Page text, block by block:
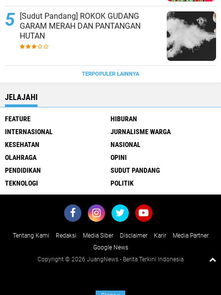
[Sudut Pandang] ROKOK GUDANG
GARAM MERAH DAN PANTANGAN
HUTAN
TERPOPULER LAINNYA
JELAJAHI
FEATURE
HIBURAN
INTERNASIONAL
JURNALISME WARGA
KESEHATAN
NASIONAL
OLAHRAGA
OPINI
PENDIDIKAN
SUDUT PANDANG
TEKNOLOGI
POLITIK
Tentang Kami Redaksi Media Siber Disclaimer Karir
Media Partner
Google News
Copyright © 2026 JuangNews - Berita Terkini Indonesia